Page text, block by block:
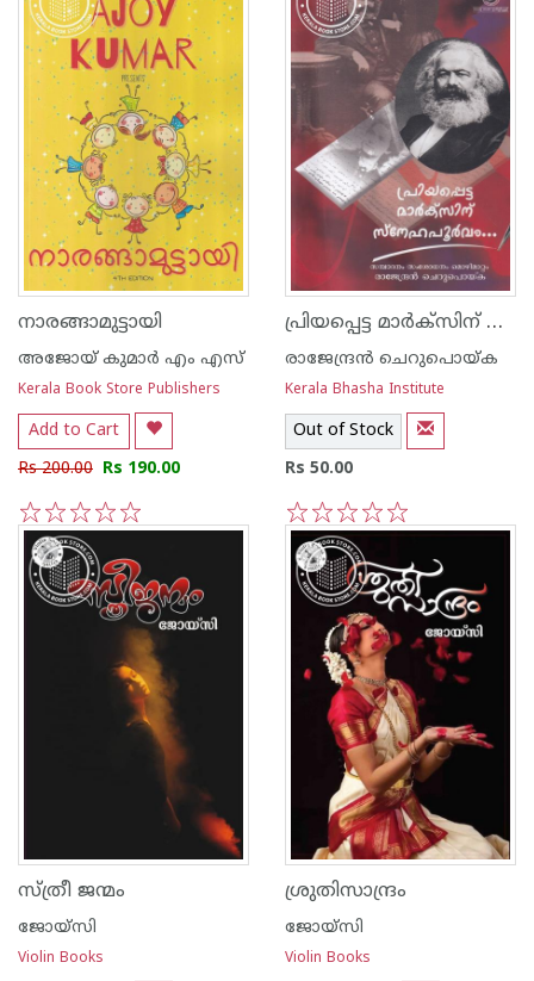
നാരങ്ങാമുട്ടായി
അജോയ് കുമാര്‍ എം എസ്
Kerala Book Store Publishers
Add to Cart
Rs 200.00 Rs 190.00
5
4
3
2
1
പ്രിയപ്പെട്ട മാര്‍ക്സിന് സ്നേഹപൂര്‍വ്വം
രാജേന്ദ്രന്‍ ചെറുപൊയ്ക
Kerala Bhasha Institute
Out of Stock
Rs 50.00
5
4
3
2
1
സ്ത്രീ ജന്മം
ജോയ്‌സി
Violin Books
ശ്രുതിസാന്ദ്രം
ജോയ്‌സി
Violin Books